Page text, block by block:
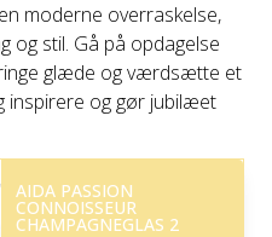
moderne overraskelse,
og stil. Gå på opdagelse
glæde og værdsætte et
inspirere og gør jubilæet
AIDA PASSION
CONNOISSEUR
CHAMPAGNEGLAS 2